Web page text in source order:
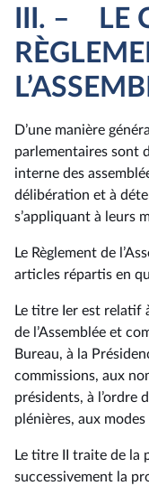
III. – LE
D’une manière
parlementaires sont
interne des
délibération et à
s’appliquant à leurs
Le Règlement de
articles répartis en
Le titre Ier est relatif
de l’Assemblée et
Bureau, à la
commissions, aux
présidents, à l’ordre
plénières, aux
Le titre II traite de la
successivement la